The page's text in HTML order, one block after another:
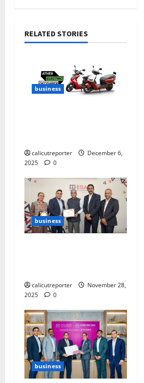
RELATED STORIES
business
calicutreporter
December 6,
2025
0
business
calicutreporter
November 28,
2025
0
business